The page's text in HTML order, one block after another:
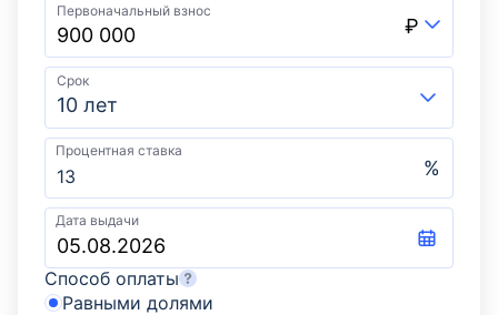
Первоначальный взнос
₽
Срок
10 лет
Процентная ставка
%
Дата выдачи
Способ оплаты
Равными долями